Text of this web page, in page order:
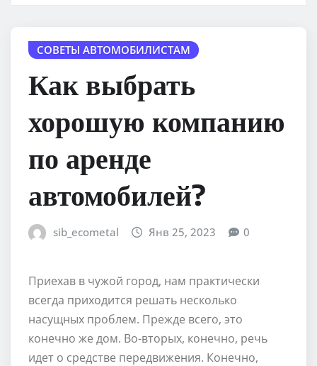
СОВЕТЫ АВТОМОБИЛИСТАМ
Как выбрать
хорошую компанию
по аренде
автомобилей?
sib_ecometal Янв 25, 2023 0
Приехав в чужой город, нам практически
всегда приходится решать несколько
насущных проблем. Прежде всего, это
конечно же дом. Во-вторых, конечно, речь
идет о средстве передвижения. Конечно,